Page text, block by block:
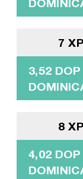
7
3,52
8
4,02